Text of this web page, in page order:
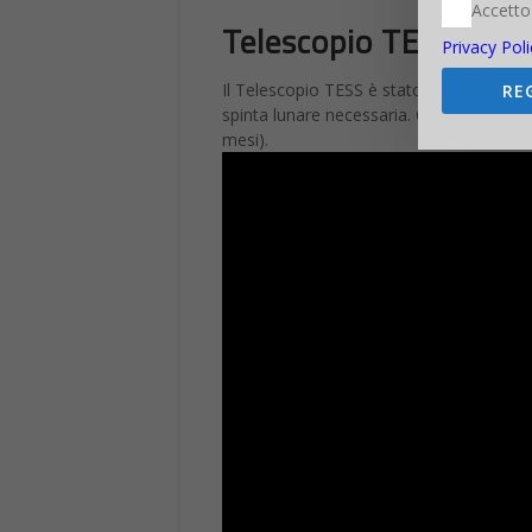
Telescopio TESS della
Il Telescopio TESS è stato inserito in
spinta lunare necessaria. Ci vorrà un
mesi).
Privacy